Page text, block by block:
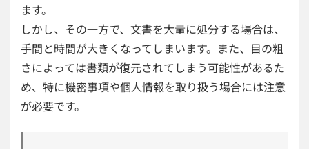
ます。
しかし、その一方で、文書を大量に処分する場合は、
手間と時間が大きくなってしまいます。また、目の粗
さによっては書類が復元されてしまう可能性があるた
め、特に機密事項や個人情報を取り扱う場合には注意
が必要です。